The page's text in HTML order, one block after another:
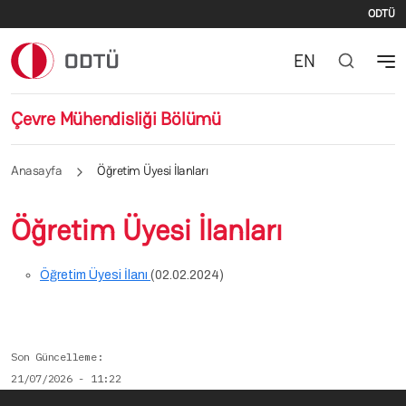
ODTÜ
Çevre Mühendisliği Bölümü
EN
Anasayfa Öğretim Üyesi İlanları
Öğretim Üyesi İlanları
Öğretim Üyesi İlanı (02.02.2024)
Son Güncelleme
21/07/2026 - 11:22